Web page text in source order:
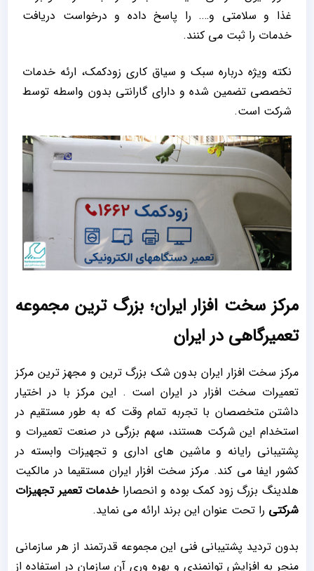
غذا و سلامتی و…. را پاسخ داده و درخواست دریافت
خدمات را ثبت می کنند.
نکته ویژه درباره سبک و سیاق کاری زودکمک، ارئه خدمات
تخصصی تضمین شده و دارای گارانتی بدون واسطه توسط
شرکت است.
مرکز سخت افزار ایران؛ بزرگ ترین مجموعه
تعمیرگاهی در ایران
مرکز سخت افزار ایران بدون شک بزرگ ترین و مجهز ترین مرکز
تعمیرات سخت افزار در ایران است . این مرکز با در اختیار
داشتن متخصصان با تجربه تمام وقت که به طور مستقیم در
استخدام این شرکت هستند، سهم بزرگی در صنعت تعمیرات و
پشتیبانی رایانه و ماشین های اداری و تجهیزات وابسته در
کشور ایفا می کند. مرکز سخت افزار ایران مستقیما در مالکیت
هلدینگ بزرگ زود کمک بوده و انحصاراخدماتتعمیر تجهیزات
شرکتی را تحت عنوان این برند ارائه می نماید.
بدون تردید پشتیبانی فنی این مجموعه قدرتمند از هر سازمانی
منجر به افزایش توانمندی و بهره وری آن سازمان در استفاده از